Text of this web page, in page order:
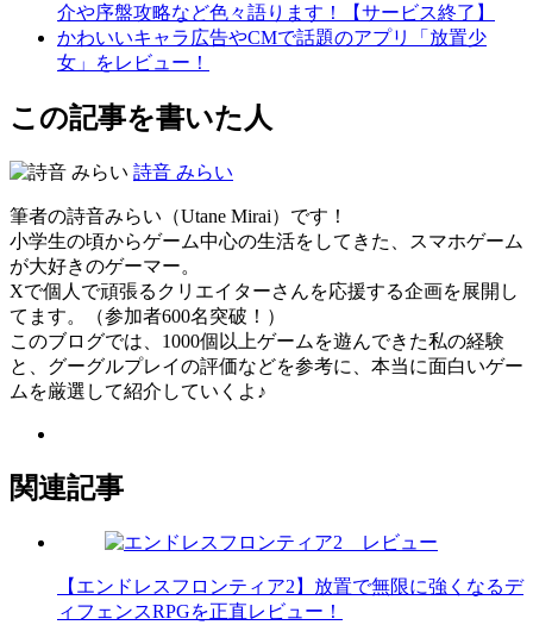
介や序盤攻略など色々語ります！【サービス終了】
かわいいキャラ広告やCMで話題のアプリ「放置少
女」をレビュー！
この記事を書いた人
詩音 みらい
筆者の詩音みらい（Utane Mirai）です！
小学生の頃からゲーム中心の生活をしてきた、スマホゲーム
が大好きのゲーマー。
Xで個人で頑張るクリエイターさんを応援する企画を展開し
てます。（参加者600名突破！）
このブログでは、1000個以上ゲームを遊んできた私の経験
と、グーグルプレイの評価などを参考に、本当に面白いゲー
ムを厳選して紹介していくよ♪
関連記事
【エンドレスフロンティア2】放置で無限に強くなるデ
ィフェンスRPGを正直レビュー！